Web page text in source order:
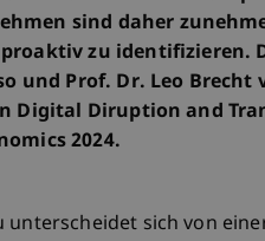
sind daher
zu identifizieren.
und Prof. Dr. Leo
Digital Diruption and
2024.
sich von